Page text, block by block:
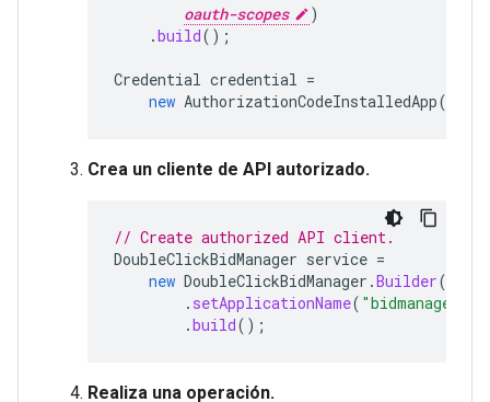
oauth-scopes
)
.build();
Credential credential =
new AuthorizationCodeInstalledApp(
Crea un cliente de API autorizado.
// Create authorized API client.
DoubleClickBidManager service =
new DoubleClickBidManager .Builder(
. setApplicationName( "bidmanager-
.build();
Realiza una operación.